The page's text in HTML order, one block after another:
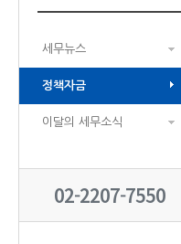
세무뉴스
정책자금
이달의 세무소식
02-2207-7550